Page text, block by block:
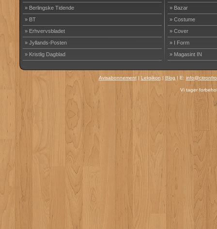
» Berlingske Tidende
» BT
» Erhvervsbladet
» Jyllands-Posten
» Kristlig Dagblad
» Bazar
» Costume
» Cover
» I Form
» Magasint IN
Avisabonnement| Leksikon | Blog | E:
Vi tager